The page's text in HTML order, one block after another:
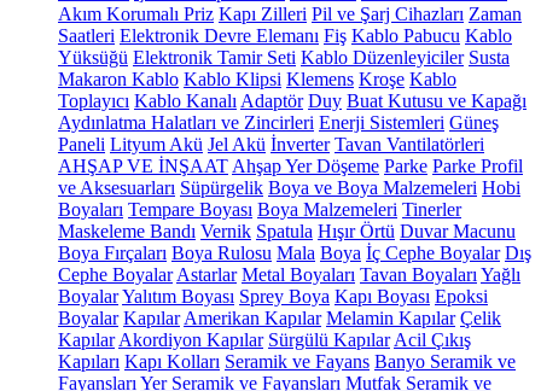
Akım Korumalı Priz Kapı Zilleri Pil ve Şarj Cihazları Zaman
Saatleri Elektronik Devre Elemanı Fiş Kablo Pabucu Kablo
Yüksüğü Elektronik Tamir Seti Kablo Düzenleyiciler Susta
Makaron Kablo Kablo Klipsi Klemens Kroşe Kablo
Toplayıcı Kablo Kanalı Adaptör Duy Buat Kutusu ve Kapağı
Aydınlatma Halatları ve Zincirleri Enerji Sistemleri Güneş
Paneli Lityum Akü Jel Akü İnverter Tavan Vantilatörleri
AHŞAP VE İNŞAAT Ahşap Yer Döşeme Parke Parke Profil
ve Aksesuarları Süpürgelik Boya ve Boya Malzemeleri Hobi
Boyaları Tempare Boyası Boya Malzemeleri Tinerler
Maskeleme Bandı Vernik Spatula Hışır Örtü Duvar Macunu
Boya Fırçaları Boya Rulosu Mala Boya İç Cephe Boyalar Dış
Cephe Boyalar Astarlar Metal Boyaları Tavan Boyaları Yağlı
BoyalarYalıtım Boyası Sprey Boya Kapı Boyası Epoksi
Boyalar Kapılar Amerikan Kapılar Melamin Kapılar Çelik
Kapılar Akordiyon Kapılar Sürgülü Kapılar Acil Çıkış
Kapıları Kapı Kolları Seramik ve Fayans Banyo Seramik ve
Fayansları Yer Seramik ve Fayansları Mutfak Seramik ve